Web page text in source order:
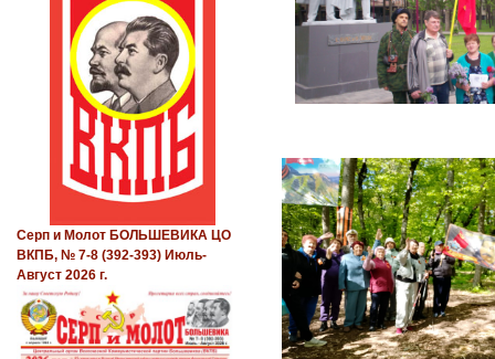
Серп и Молот БОЛЬШЕВИКА ЦО
ВКПБ, № 7-8 (392-393) Июль-
Август 2026 г.